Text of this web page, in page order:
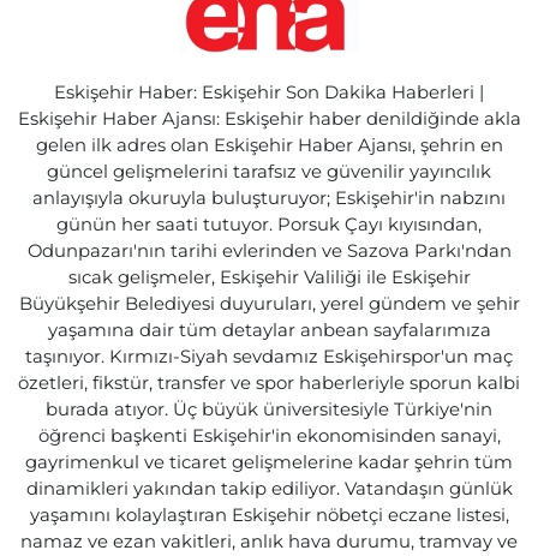
Eskişehir Haber: Eskişehir Son Dakika Haberleri |
Eskişehir Haber Ajansı: Eskişehir haber denildiğinde akla
gelen ilk adres olan Eskişehir Haber Ajansı, şehrin en
güncel gelişmelerini tarafsız ve güvenilir yayıncılık
anlayışıyla okuruyla buluşturuyor; Eskişehir'in nabzını
günün her saati tutuyor. Porsuk Çayı kıyısından,
Odunpazarı'nın tarihi evlerinden ve Sazova Parkı'ndan
sıcak gelişmeler, Eskişehir Valiliği ile Eskişehir
Büyükşehir Belediyesi duyuruları, yerel gündem ve şehir
yaşamına dair tüm detaylar anbean sayfalarımıza
taşınıyor. Kırmızı-Siyah sevdamız Eskişehirspor'un maç
özetleri, fikstür, transfer ve spor haberleriyle sporun kalbi
burada atıyor. Üç büyük üniversitesiyle Türkiye'nin
öğrenci başkenti Eskişehir'in ekonomisinden sanayi,
gayrimenkul ve ticaret gelişmelerine kadar şehrin tüm
dinamikleri yakından takip ediliyor. Vatandaşın günlük
yaşamını kolaylaştıran Eskişehir nöbetçi eczane listesi,
namaz ve ezan vakitleri, anlık hava durumu, tramvay ve